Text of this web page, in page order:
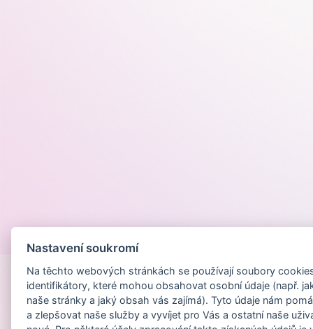
Nastavení soukromí
Na těchto webových stránkách se používají soubory
identifikátory, které mohou obsahovat osobní údaje (např.
naše stránky a jaký obsah vás zajímá). Tyto údaje nám
a zlepšovat naše služby a vyvíjet pro Vás a ostatní naše